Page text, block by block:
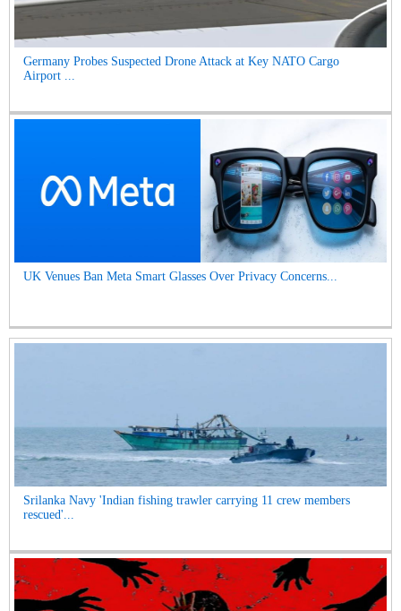
Germany Probes Suspected Drone Attack at Key NATO Cargo
Airport ...
UK Venues Ban Meta Smart Glasses Over Privacy Concerns...
Srilanka Navy 'Indian fishing trawler carrying 11 crew members
rescued'...